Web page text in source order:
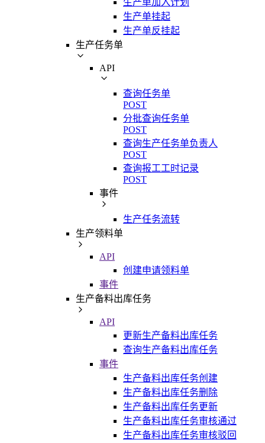
生产单挂起
生产单反挂起
生产任务单
API
查询任务单
POST
分批查询任务单
POST
查询生产任务单负责人
POST
查询报工工时记录
POST
事件
生产任务流转
生产领料单
API
创建申请领料单
事件
生产备料出库任务
API
更新生产备料出库任务
查询生产备料出库任务
事件
生产备料出库任务创建
生产备料出库任务删除
生产备料出库任务更新
生产备料出库任务审核通过
生产备料出库任务审核驳回